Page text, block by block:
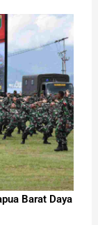
Barat Daya